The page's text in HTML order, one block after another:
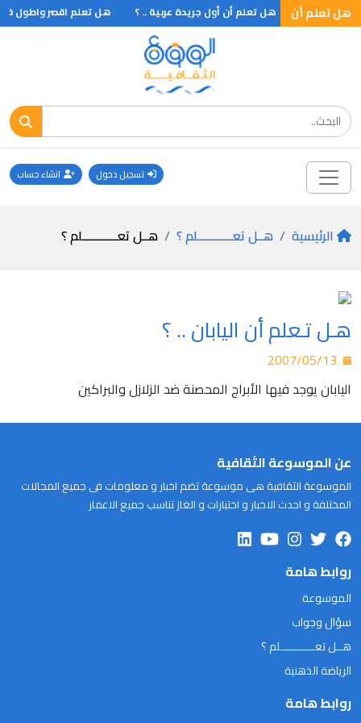
هل تعلم أن
تعلم ان ؟ هل تعلم أن أول جريدة عربية .. ؟ هل تعلم اقصر واطول
تسجيل دخول انشاء حساب
الرئيسية هــل تعـــــــــــلم ؟ هــل تعـــــــــــلم ؟
هـل تـعلم أن اليابان .. ؟
اليابان يوجد فيها الأبراج المحصنة ضد الزلازل والبراكين
عن الموسوعة الثقافية
الموسوعة الثقافية هى موسوعة تضم اخبار و معلومات فى جميع المجالات
المختلفة و احدث الاخبار و اختبارات و الغاز تناسب جميع الاعمار
روابط هامة
الموسوعة
سؤال وجواب
هــل تعـــــــــــلم ؟
الرياضة الذهنية
روابط هامة